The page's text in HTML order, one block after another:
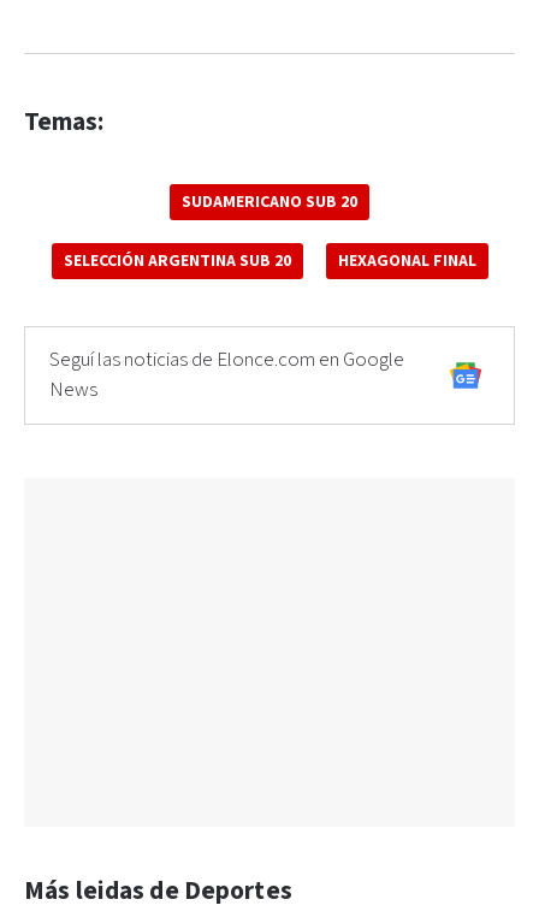
Temas:
SUDAMERICANO SUB 20
SELECCIÓN ARGENTINA SUB 20 HEXAGONAL FINAL
Seguí las noticias de Elonce.com en Google
News
Más leidas de Deportes